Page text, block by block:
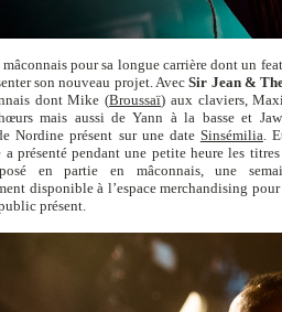
pour sa longue carrière dont un
son nouveau projet. AvecSir Jean &
dont Mike (Broussaï) aux claviers,
mais aussi de Yann à la basse et
Nordine présent sur une date Sinsémilia .
a présenté pendant une petite heure les
en partie en mâconnais, une
disponible à l’espace merchandising
présent.